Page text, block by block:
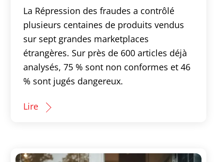
La Répression des fraudes a contrôlé
plusieurs centaines de produits vendus
sur sept grandes marketplaces
étrangères. Sur près de 600 articles déjà
analysés, 75 % sont non conformes et 46
% sont jugés dangereux.
Lire